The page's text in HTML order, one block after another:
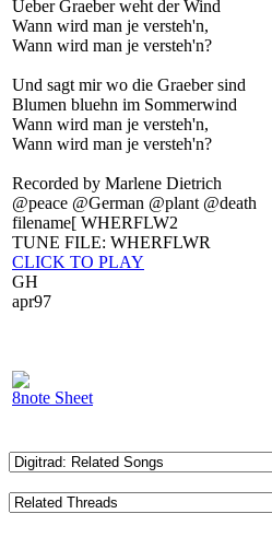
Ueber Graeber weht der Wind
Wann wird man je versteh'n,
Wann wird man je versteh'n?
Und sagt mir wo die Graeber sind
Blumen bluehn im Sommerwind
Wann wird man je versteh'n,
Wann wird man je versteh'n?
Recorded by Marlene Dietrich
@peace @German @plant @death
filename[ WHERFLW2
TUNE FILE: WHERFLWR
CLICK TO PLAY
GH
apr97
8note Sheet